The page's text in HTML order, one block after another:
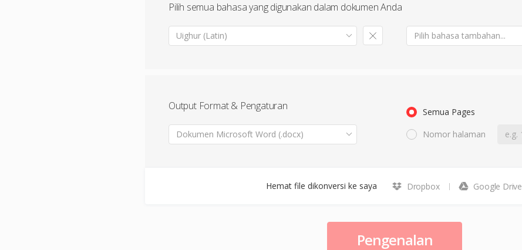
Pilih semua bahasa yang digunakan dalam dokumen Anda
Uighur (Latin) Pilih bahasa tambahan...
Output Format & Pengaturan
Dokumen Microsoft Word (.docx)
Semua Pages
Nomor halaman
Hemat file dikonversi ke saya Dropbox Google Drive
Pengenalan